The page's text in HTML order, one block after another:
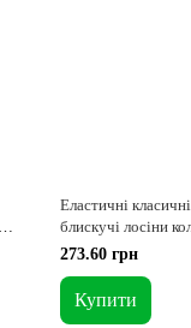
Еластичні класичні
блискучі лосіни
фуксія S
273.60 грн
Купити